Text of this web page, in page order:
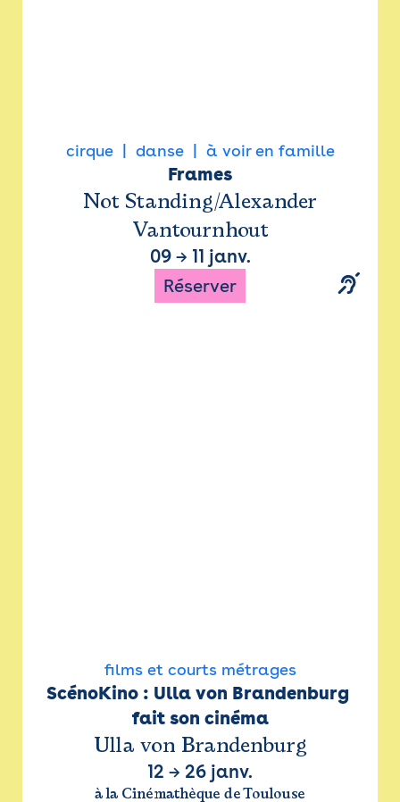
cirque danse à voir en famille
Frames
Not Standing/Alexander
Vantournhout
09→ 11 janv.
Réserver
films et courts métrages
ScénoKino : Ulla von Brandenburg
fait son cinéma
Ulla von Brandenburg
12 → 26 janv.
à la Cinémathèque de Toulouse